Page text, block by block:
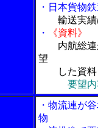
・日本貨物
輸送実
・
《資料》
内航総
望
した資料
要望
・物流連が
物